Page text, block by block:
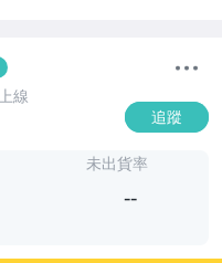
線
追蹤
未出貨率
--